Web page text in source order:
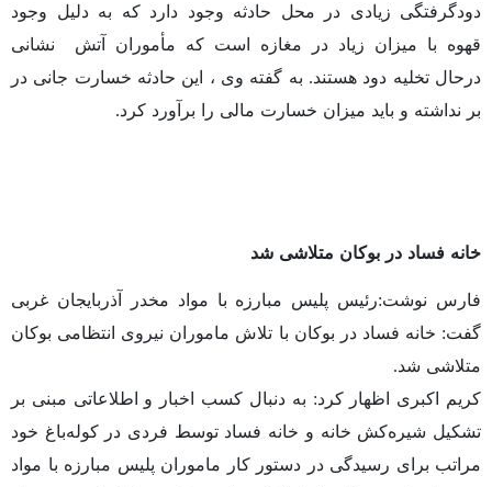
دودگرفتگی زیادی در محل حادثه وجود دارد که به دلیل وجود
قهوه با میزان زیاد در مغازه است که مأموران آتش
نشانی
درحال تخلیه دود هستند. به گفته وی ، این حادثه خسارت جانی در
بر نداشته و باید میزان خسارت مالی را برآورد کرد.
خانه فساد در بوکان متلاشی شد
فارس نوشت:رئیس پلیس مبارزه با مواد مخدر آذربایجان غربی
گفت: خانه فساد در بوکان با تلاش ماموران نیروی انتظامی بوکان
متلاشی شد.
کریم اکبری اظهار کرد: به دنبال کسب اخبار و اطلاعاتی مبنی بر
تشکیل شیره‌کش خانه و خانه فساد توسط فردی در کوله‌باغ خود
مراتب برای رسیدگی در دستور کار ماموران پلیس مبارزه با مواد